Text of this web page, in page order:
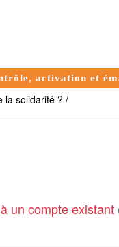
activation et
la solidarité ? /
un compte existant